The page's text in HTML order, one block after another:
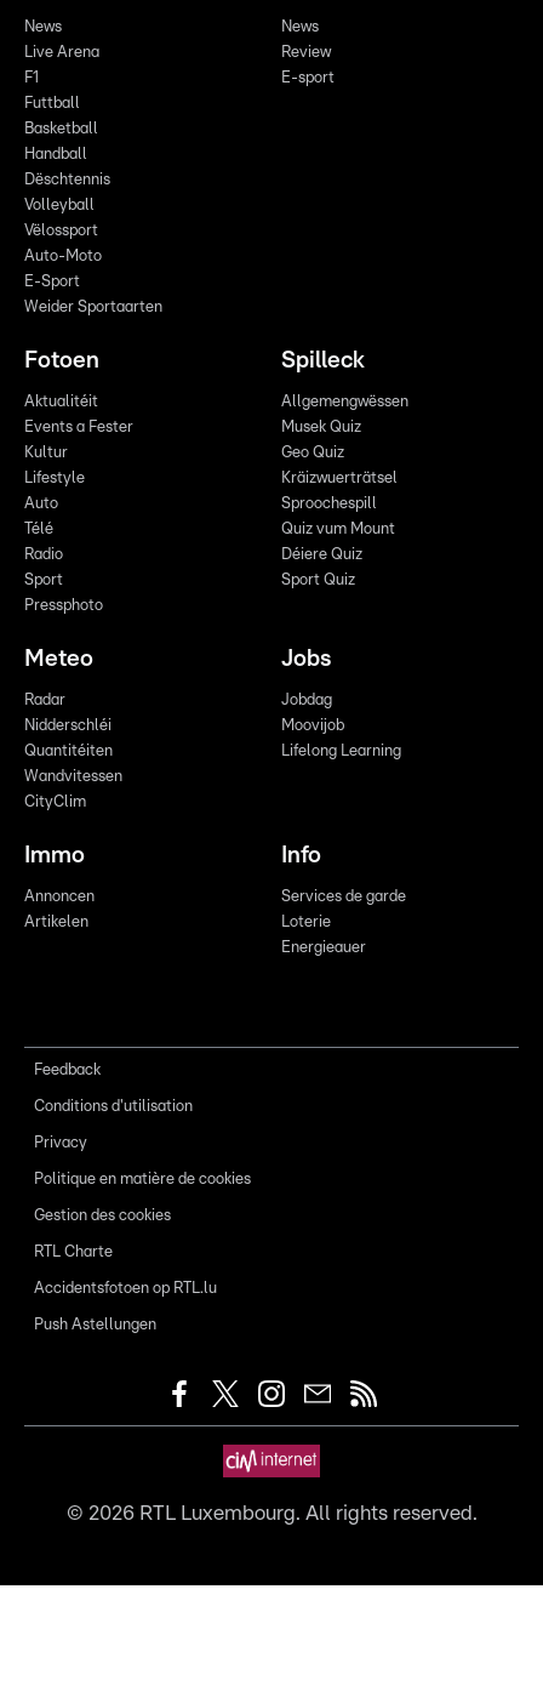
News
Live Arena
F1
Futtball
Basketball
Handball
Dëschtennis
Volleyball
Vëlossport
Auto-Moto
E-Sport
Weider Sportaarten
News
Review
E-sport
Fotoen
Aktualitéit
Events a Fester
Kultur
Lifestyle
Auto
Télé
Radio
Sport
Pressphoto
Spilleck
Allgemengwëssen
Musek Quiz
Geo Quiz
Kräizwuerträtsel
Sproochespill
Quiz vum Mount
Déiere Quiz
Sport Quiz
Meteo
Radar
Nidderschléi
Quantitéiten
Wandvitessen
CityClim
Jobs
Jobdag
Moovijob
Lifelong Learning
Immo
Annoncen
Artikelen
Info
Services de garde
Loterie
Energieauer
Feedback
Conditions d'utilisation
Privacy
Politique en matière de cookies
Gestion des cookies
RTL Charte
Accidentsfotoen op RTL.lu
Push Astellungen
© 2026RTL Luxembourg. All rights reserved.